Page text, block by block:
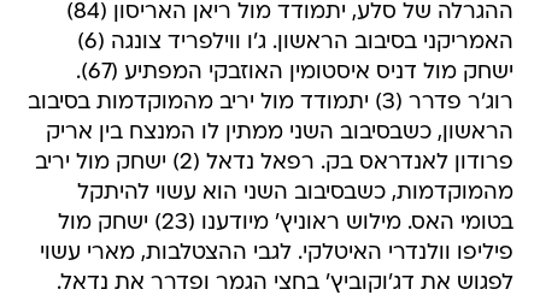
ההגרלה של סלע, יתמודד מול ריאן האריסון (84)
האמריקני בסיבוב הראשון. ג'ו ווילפריד צונגה (6)
ישחק מול דניס איסטומין האוזבקי המפתיע (67).
רוג'ר פדרר (3) יתמודד מול יריב מהמוקדמות בסיבוב
הראשון, כשבסיבוב השני ממתין לו המנצח בין אריק
פרודון לאנדראס בק. רפאל נדאל (2) ישחק מול יריב
מהמוקדמות, כשבסיבוב השני הוא עשוי להיתקל
בטומי האס. מילוש ראוניץ' מיודענו (23) ישחק מול
פיליפו וולנדרי האיטלקי. לגבי ההצטלבות, מארי עשוי
לפגוש את דג'וקוביץ' בחצי הגמר ופדרר את נדאל.